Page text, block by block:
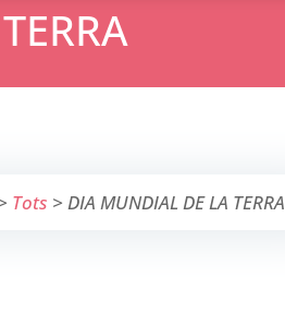
Tots >DIA MUNDIAL DE LA TERRA